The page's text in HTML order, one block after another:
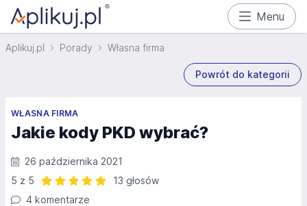
Menu
Aplikuj.pl Porady Własna firma
Powrót do kategorii
WŁASNA FIRMA
Jakie kody PKD wybrać?
26 października 2021
5 z 5
13 głosów
4 komentarze